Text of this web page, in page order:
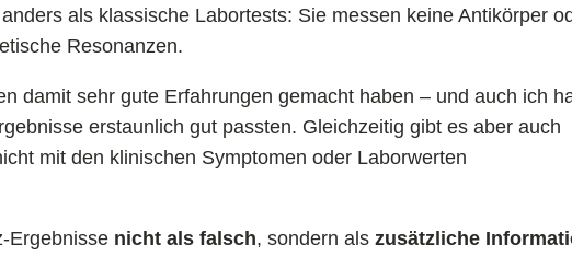
als klassische Labortests: Sie messen keine Antikörper
Resonanzen.
damit sehr gute Erfahrungen gemacht haben – und auch ich
erstaunlich gut passten. Gleichzeitig gibt es aber auch
mit den klinischen Symptomen oder Laborwerten
Ergebnisse nicht als falsch, sondern alszusätzliche